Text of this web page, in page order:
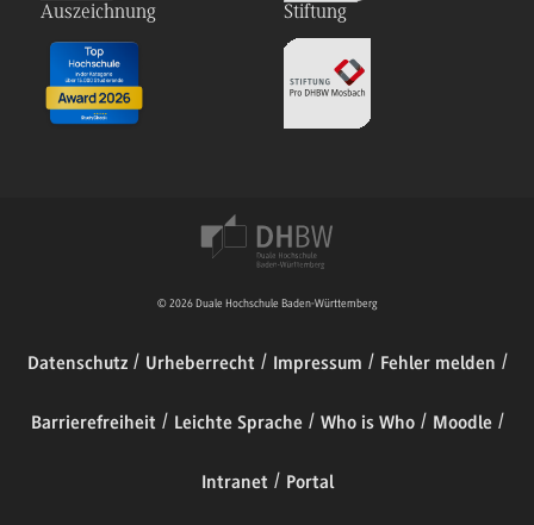
Auszeichnung Stiftung
© 2026 Duale Hochschule Baden-Württemberg
Datenschutz Urheberrecht Impressum Fehler melden
Barrierefreiheit Leichte Sprache Who is Who Moodle
Intranet Portal